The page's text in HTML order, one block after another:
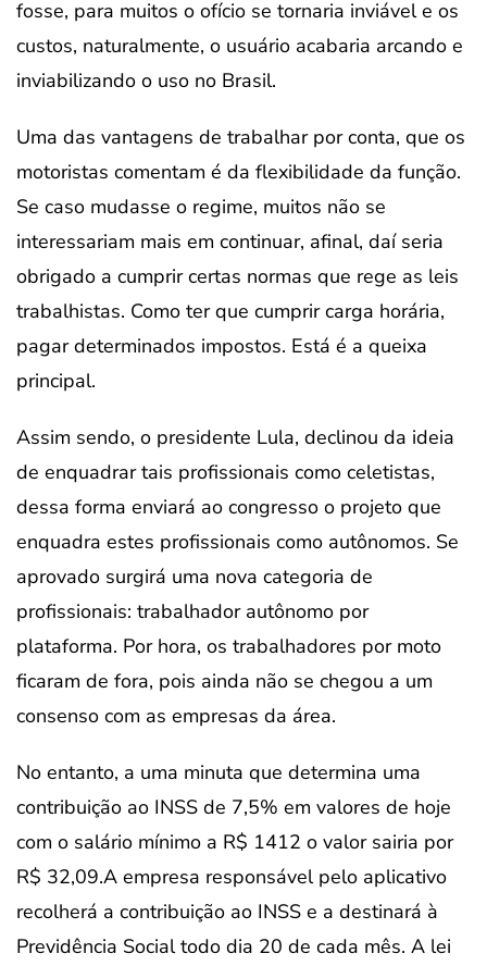
fosse, para muitos o ofício se tornaria inviável e os
custos, naturalmente, o usuário acabaria arcando e
inviabilizando o uso no Brasil.
Uma das vantagens de trabalhar por conta, que os
motoristas comentam é da flexibilidade da função.
Se caso mudasse o regime, muitos não se
interessariam mais em continuar, afinal, daí seria
obrigado a cumprir certas normas que rege as leis
trabalhistas. Como ter que cumprir carga horária,
pagar determinados impostos. Está é a queixa
principal.
Assim sendo, o presidente Lula, declinou da ideia
de enquadrar tais profissionais como celetistas,
dessa forma enviará ao congresso o projeto que
enquadra estes profissionais como autônomos. Se
aprovado surgirá uma nova categoria de
profissionais: trabalhador autônomo por
plataforma. Por hora, os trabalhadores por moto
ficaram de fora, pois ainda não se chegou a um
consenso com as empresas da área.
No entanto, a uma minuta que determina uma
contribuição ao INSS de 7,5% em valores de hoje
com o salário mínimo a R$ 1412 o valor sairia por
R$ 32,09.A empresa responsável pelo aplicativo
recolherá a contribuição ao INSS e a destinará à
Previdência Social todo dia 20 de cada mês. A lei